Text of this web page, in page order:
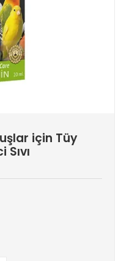
için Tüy